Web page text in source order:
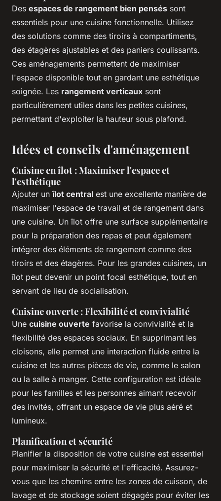
Des espaces de rangement bien pensés sont
essentiels pour une cuisine fonctionnelle. Utilisez
des solutions comme des tiroirs à compartiments,
des étagères ajustables et des paniers coulissants.
Ces aménagements permettent de maximiser
l'espace disponible tout en gardant une esthétique
soignée. Les rangement verticaux sont
particulièrement utiles dans les petites cuisines,
permettant d'exploiter la hauteur sous plafond.
Idées et conseils d'aménagement
Cuisine en îlot : Maximiser l'espace et
l'esthétique
Ajouter unîlot central est une excellente manière de
maximiser l'espace de travail et de rangement dans
une cuisine. Un îlot offre une surface supplémentaire
pour la préparation des repas et peut également
intégrer des éléments de rangement comme des
tiroirs et des étagères. Pour les grandes cuisines, un
îlot peut devenir un point focal esthétique, tout en
servant de lieu de socialisation.
Cuisine ouverte : Flexibilité et convivialité
Une cuisine ouverte favorise la convivialité et la
flexibilité des espaces sociaux. En supprimant les
cloisons, elle permet une interaction fluide entre la
cuisine et les autres pièces de vie, comme le salon
ou la salle à manger. Cette configuration est idéale
pour les familles et les personnes aimant recevoir
des invités, offrant un espace de vie plus aéré et
lumineux.
Planification et sécurité
Planifier la disposition de votre cuisine est essentiel
pour maximiser la sécurité et l'efficacité. Assurez-
vous que les chemins entre les zones de cuisson, de
lavage et de stockage soient dégagés pour éviter les